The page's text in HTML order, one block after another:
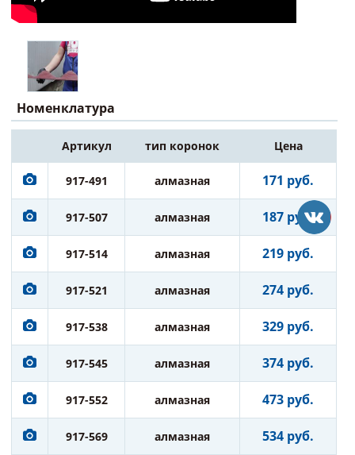
Номенклатура
Артикул тип коронок Цена
917-491 алмазная 171 руб.
917-507 алмазная 187 руб.
917-514 алмазная 219 руб.
917-521 алмазная 274 руб.
917-538 алмазная 329 руб.
917-545 алмазная 374 руб.
917-552 алмазная 473 руб.
917-569 алмазная 534 руб.